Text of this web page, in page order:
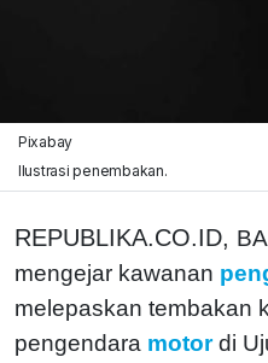
Pixabay
Ilustrasi penembakan.
REPUBLIKA.CO.ID,
mengejar kawanan
melepaskan tembakan
pengendara motordi